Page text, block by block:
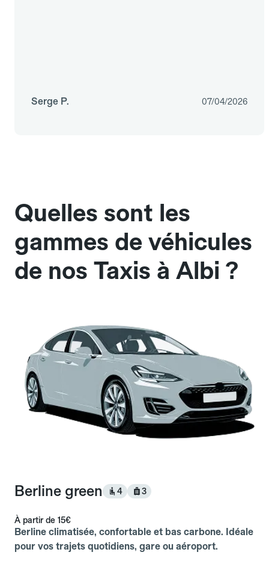
Serge P. 07/04/2026
Quelles sont les
gammes de véhicules
de nos Taxis à Albi ?
Berline green 4 3
À partir de 15€
Berline climatisée, confortable et bas carbone. Idéale
pour vos trajets quotidiens, gare ou aéroport.